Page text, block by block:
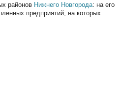
районов Нижнего Новгорода: на его
предприятий, на которых